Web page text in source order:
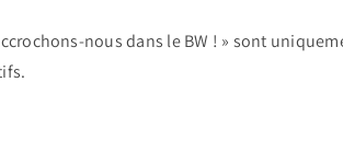
nous dans le BW ! » sont